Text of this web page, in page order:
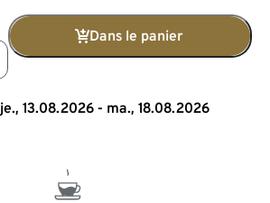
Dans le panier
je., 13.08.2026 - ma., 18.08.2026